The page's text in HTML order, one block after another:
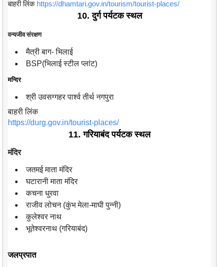
बाहरी लिंक https://dhamtari.gov.in/tourism/tourist-places/
10. दुर्ग पर्यटक स्थल
वन्यजीव संरक्षण
मैत्री बाग- भिलाई
BSP(भिलाई स्टील प्लांट)
मन्दिर
श्री उवसग्गहर पार्श्व तीर्थ नगपुरा
बाहरी लिंक
https://durg.gov.in/tourist-places/
11. गरियाबंद पर्यटक स्थल
मंदिर
जतमई माता मंदिर
घटारानी माता मंदिर
कचना धुरवा
राजीव लोचन (कुंभ मेला-माघी पुन्नी)
कुलेश्वर नाथ
भूतेश्वरनाथ (गरियाबंद)
जलप्रपात